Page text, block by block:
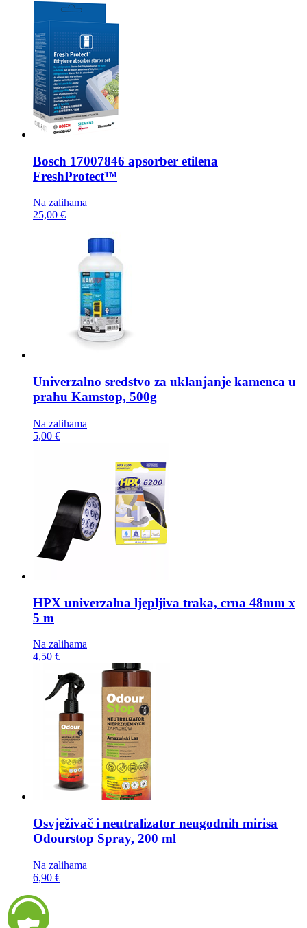
Bosch 17007846 apsorber etilena
FreshProtect™
Na zalihama
25,00 €
Univerzalno sredstvo za uklanjanje kamenca u
prahu Kamstop, 500g
Na zalihama
5,00 €
HPX univerzalna ljepljiva traka, crna 48mm x
5 m
Na zalihama
4,50 €
Osvježivač i neutralizator neugodnih mirisa
Odourstop Spray, 200 ml
Na zalihama
6,90 €